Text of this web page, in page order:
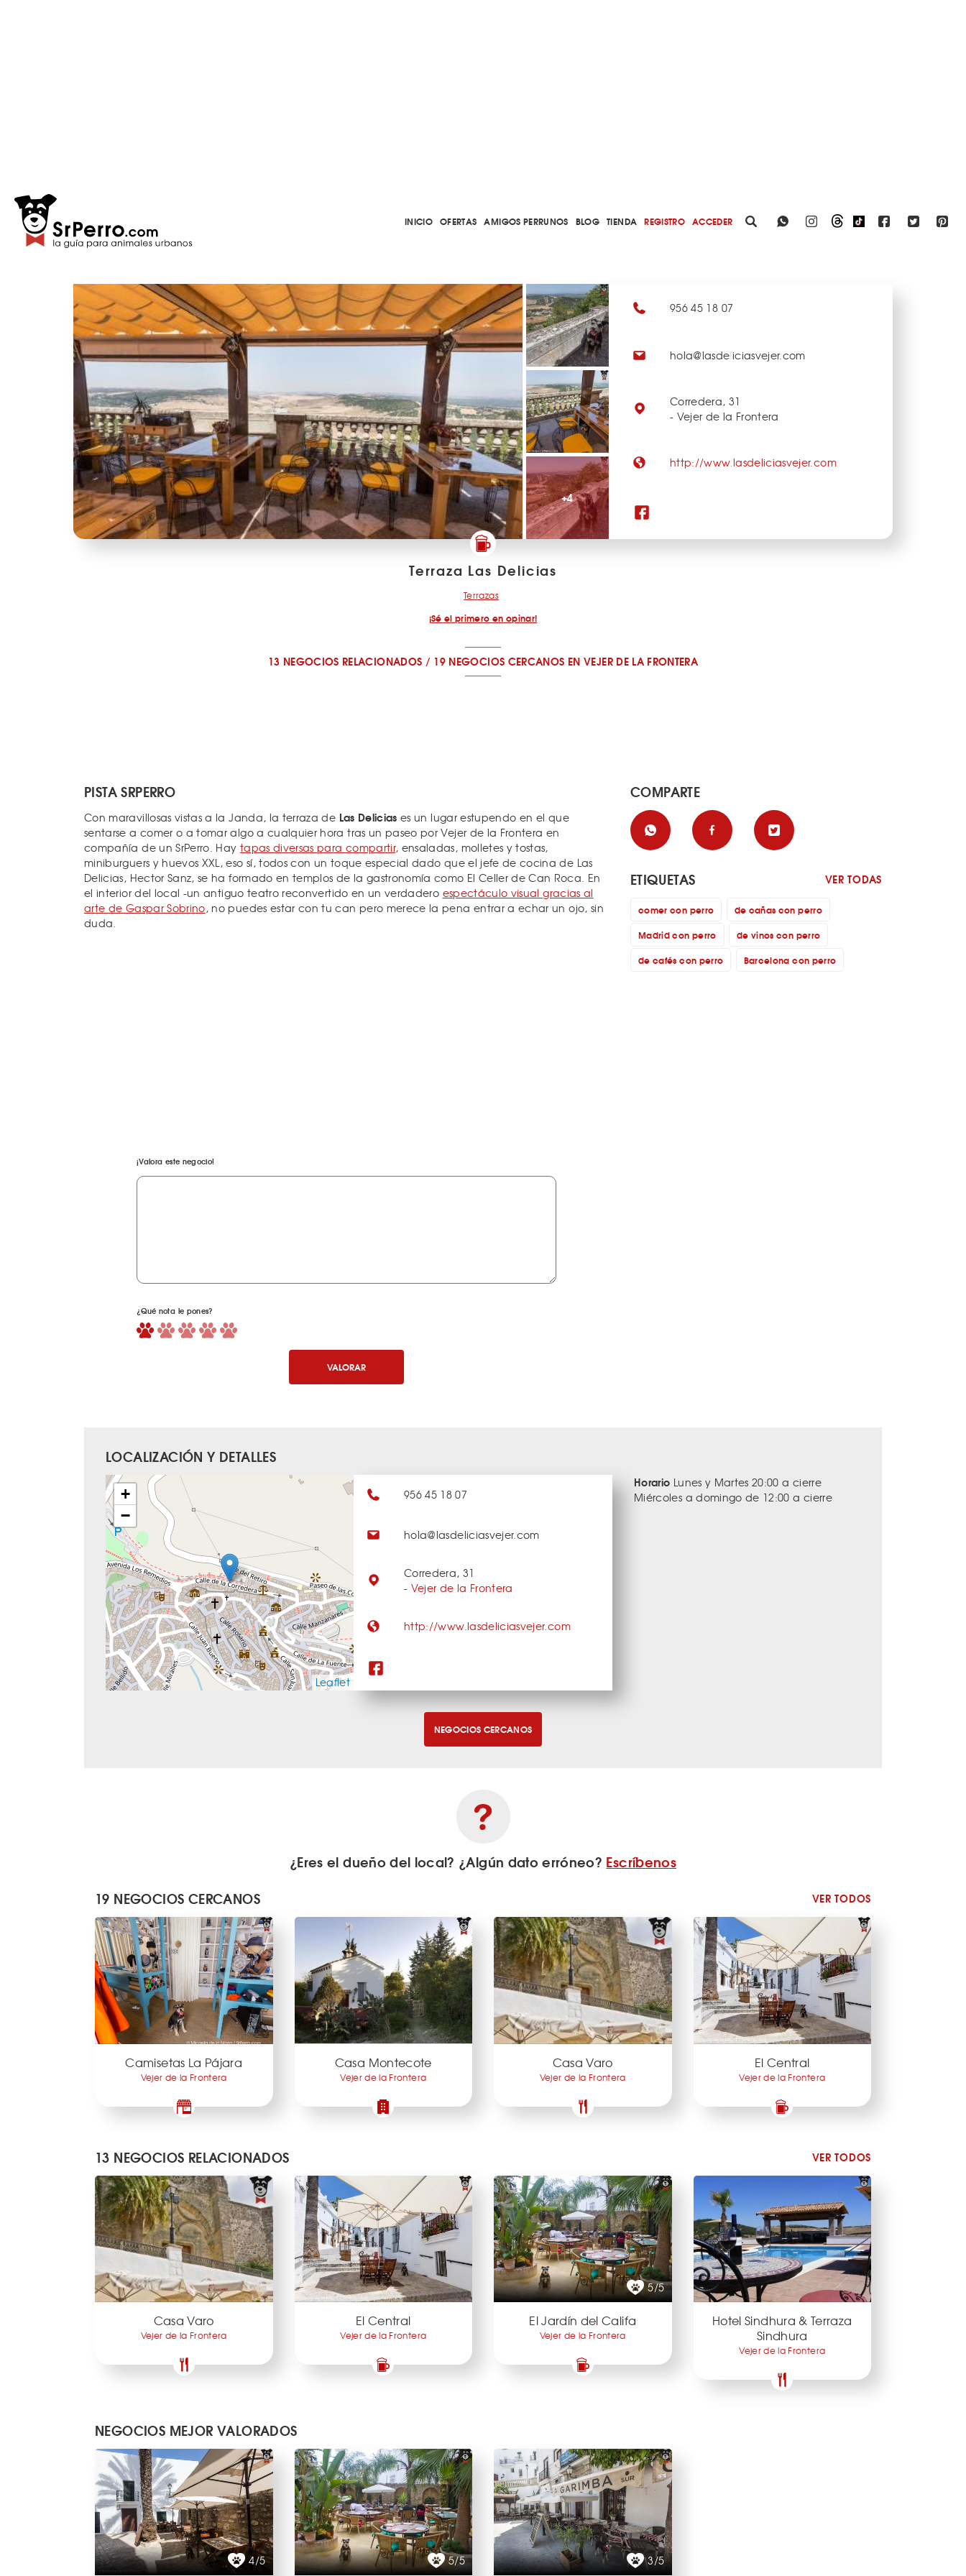
INICIO OFERTAS AMIGOS PERRUNOS BLOG TIENDA REGISTRO ACCEDER
+4
956 45 18 07
hola@lasdeliciasvejer.com
Corredera, 31
- Vejer de la Frontera
http://www.lasdeliciasvejer.com
Terraza Las Delicias
Terrazas
¡Sé el primero en opinar!
13 NEGOCIOS RELACIONADOS / 19 NEGOCIOS CERCANOS EN VEJER DE LA FRONTERA
PISTA SRPERRO
Con maravillosas vistas a la Janda, la terraza de Las Delicias es un lugar estupendo en el que
sentarse a comer o a tomar algo a cualquier hora tras un paseo por Vejer de la Frontera en
compañía de un SrPerro. Hay tapas diversas para compartir, ensaladas, molletes y tostas,
miniburguers y huevos XXL, eso sí, todos con un toque especial dado que el jefe de cocina de Las
Delicias, Hector Sanz, se ha formado en templos de la gastronomía como El Celler de Can Roca. En
el interior del local -un antiguo teatro reconvertido en un verdadero espectáculo visual gracias al
arte de Gaspar Sobrino, no puedes estar con tu can pero merece la pena entrar a echar un ojo, sin
duda.
¡Valora este negocio!
¿Qué nota le pones?
VALORAR
COMPARTE
ETIQUETAS VER TODAS
comer con perro
de cañas con perro
Madrid con perro
de vinos con perro
de cafés con perro
Barcelona con perro
LOCALIZACIÓN Y DETALLES
+
−
Leaflet
956 45 18 07
hola@lasdeliciasvejer.com
Corredera, 31
- Vejer de la Frontera
http://www.lasdeliciasvejer.com
Horario Lunes y Martes 20:00 a cierre
Miércoles a domingo de 12:00 a cierre
NEGOCIOS CERCANOS
¿Eres el dueño del local? ¿Algún dato erróneo? Escríbenos
19 NEGOCIOS CERCANOS
VER TODOS
Camisetas La Pájara
Vejer de la Frontera
Casa Montecote
Vejer de la Frontera
Casa Varo
Vejer de la Frontera
El Central
Vejer de la Frontera
13 NEGOCIOS RELACIONADOS VER TODOS
Casa Varo
Vejer de la Frontera
El Central
Vejer de la Frontera
5/5
El Jardín del Califa
Vejer de la Frontera
Hotel Sindhura & Terraza
Sindhura
Vejer de la Frontera
NEGOCIOS MEJOR VALORADOS
4/5 5/5 3/5